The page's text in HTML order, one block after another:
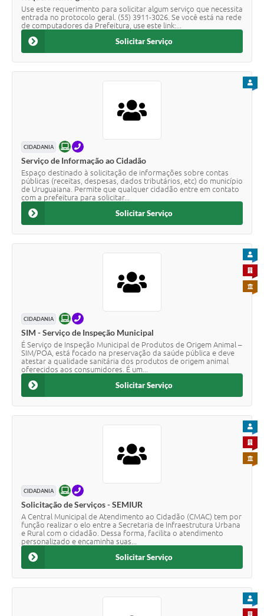
Use este requerimento para solicitar algum serviço que necessita
entrada no protocolo geral. (55) 3911-3026. Se você está na rede
de computadores da Prefeitura, use este link:...
Solicitar Serviço
CIDADANIA ONLINETELEFONE
Serviço de Informação ao Cidadão
Espaço destinado à solicitação de informações sobre contas
públicas (receitas, despesas, dados tributários, etc) do município
de Uruguaiana. Permite que qualquer cidadão entre em contato
com a prefeitura para solicitar...
Solicitar Serviço
CIDADANIA ONLINETELEFONE
SIM - Serviço de Inspeção Municipal
É Serviço de Inspeção Municipal de Produtos de Origem Animal –
SIM/POA, está focado na preservação da saúde pública e deve
atestar a qualidade sanitária dos produtos de origem animal
oferecidos aos consumidores. É um...
PARA
PARA
Solicitar Serviço
CIDADANIA ONLINETELEFONE
Solicitação de Serviços - SEMIUR
A Central Municipal de Atendimento ao Cidadão (CMAC) tem por
função realizar o elo entre a Secretaria de Infraestrutura Urbana
e Rural com o cidadão. Dessa forma, facilita o atendimento
personalizado e encaminha suas...
PARA
PARA
Solicitar Serviço
PARA